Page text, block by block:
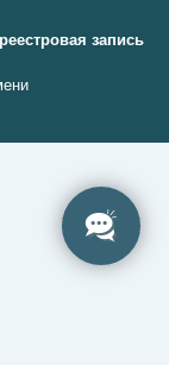
реестровая запись